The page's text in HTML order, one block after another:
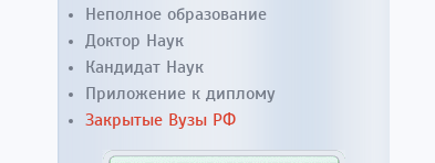
Неполное образование
Доктор Наук
Кандидат Наук
Приложение к диплому
Закрытые Вузы РФ